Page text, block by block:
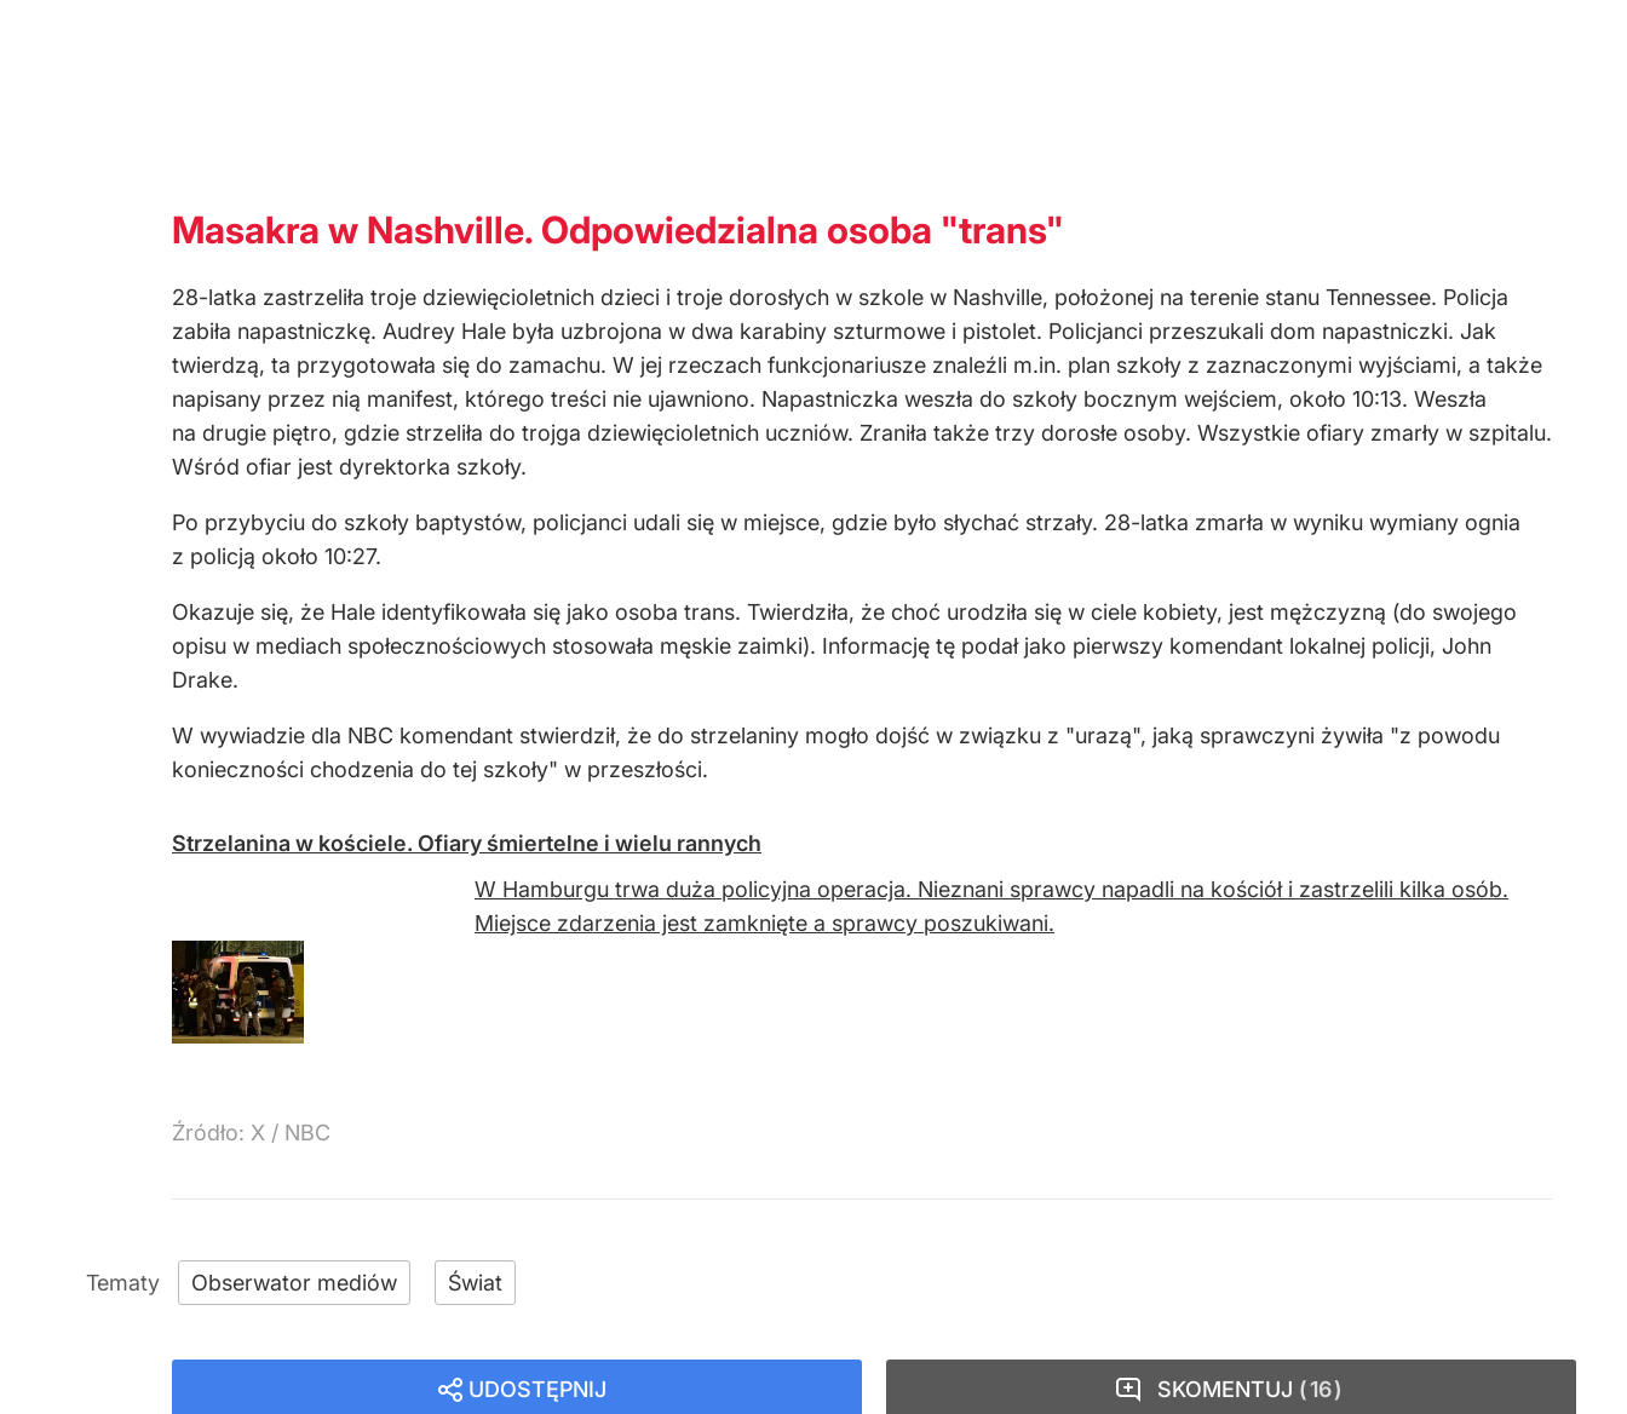
Masakra w Nashville. Odpowiedzialna osoba "trans"
28-latka zastrzeliła troje dziewięcioletnich dzieci i troje dorosłych w szkole w Nashville, położonej na terenie stanu Tennessee. Policja
zabiła napastniczkę. Audrey Hale była uzbrojona w dwa karabiny szturmowe i pistolet. Policjanci przeszukali dom napastniczki. Jak
twierdzą, ta przygotowała się do zamachu. W jej rzeczach funkcjonariusze znaleźli m.in. plan szkoły z zaznaczonymi wyjściami, a także
napisany przez nią manifest, którego treści nie ujawniono. Napastniczka weszła do szkoły bocznym wejściem, około 10:13. Weszła
na drugie piętro, gdzie strzeliła do trojga dziewięcioletnich uczniów. Zraniła także trzy dorosłe osoby. Wszystkie ofiary zmarły w szpitalu.
Wśród ofiar jest dyrektorka szkoły.
Po przybyciu do szkoły baptystów, policjanci udali się w miejsce, gdzie było słychać strzały. 28-latka zmarła w wyniku wymiany ognia
z policją około 10:27.
Okazuje się, że Hale identyfikowała się jako osoba trans. Twierdziła, że choć urodziła się w ciele kobiety, jest mężczyzną (do swojego
opisu w mediach społecznościowych stosowała męskie zaimki). Informację tę podał jako pierwszy komendant lokalnej policji, John
Drake.
W wywiadzie dla NBC komendant stwierdził, że do strzelaniny mogło dojść w związku z "urazą", jaką sprawczyni żywiła "z powodu
konieczności chodzenia do tej szkoły" w przeszłości.
Strzelanina w kościele. Ofiary śmiertelne i wielu rannych
W Hamburgu trwa duża policyjna operacja. Nieznani sprawcy napadli na kościół i zastrzelili kilka osób.
Miejsce zdarzenia jest zamknięte a sprawcy poszukiwani.
Źródło: X / NBC
Obserwator mediów Świat
UDOSTĘPNIJ SKOMENTUJ 16